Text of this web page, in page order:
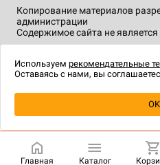
Копирование материалов
администрации
Содержимое сайта не
технологии.
Главная Каталог
Используем рекомендательные
Оставаясь с нами, вы
OK